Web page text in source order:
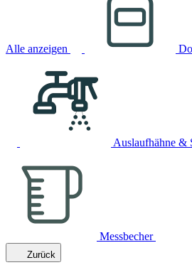
Alle anzeigen
Auslaufhähne &
Messbecher
Zurück